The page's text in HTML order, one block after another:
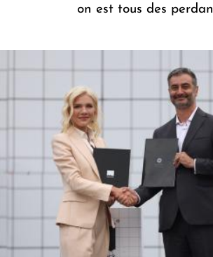
on est tous des